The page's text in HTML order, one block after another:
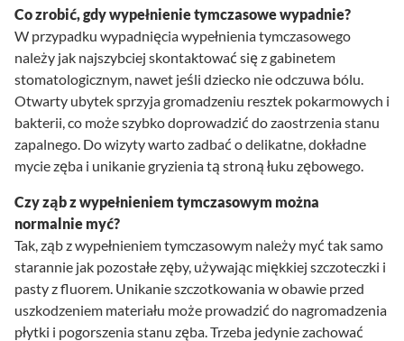
Co zrobić, gdy wypełnienie tymczasowe wypadnie?
W przypadku wypadnięcia wypełnienia tymczasowego
należy jak najszybciej skontaktować się z gabinetem
stomatologicznym, nawet jeśli dziecko nie odczuwa bólu.
Otwarty ubytek sprzyja gromadzeniu resztek pokarmowych i
bakterii, co może szybko doprowadzić do zaostrzenia stanu
zapalnego. Do wizyty warto zadbać o delikatne, dokładne
mycie zęba i unikanie gryzienia tą stroną łuku zębowego.
Czy ząb z wypełnieniem tymczasowym można
normalnie myć?
Tak, ząb z wypełnieniem tymczasowym należy myć tak samo
starannie jak pozostałe zęby, używając miękkiej szczoteczki i
pasty z fluorem. Unikanie szczotkowania w obawie przed
uszkodzeniem materiału może prowadzić do nagromadzenia
płytki i pogorszenia stanu zęba. Trzeba jedynie zachować